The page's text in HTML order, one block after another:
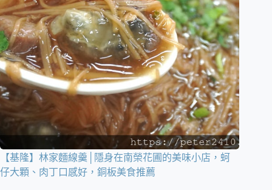
【基隆】林家麵線羹│隱身在南榮花圃的美味小店，蚵
仔大顆、肉丁口感好，銅板美食推薦